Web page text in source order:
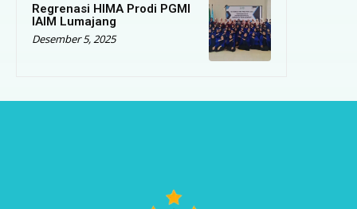
Regrenasi HIMA Prodi PGMI
IAIM Lumajang
Desember 5, 2025